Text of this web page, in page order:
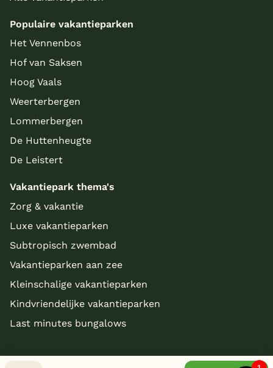
Populaire vakantieparken
Het Vennenbos
Hof van Saksen
Hoog Vaals
Weerterbergen
Lommerbergen
De Huttenheugte
De Leistert
Vakantiepark thema's
Zorg & vakantie
Luxe vakantieparken
Subtropisch zwembad
Vakantieparken aan zee
Kleinschalige vakantieparken
Kindvriendelijke vakantieparken
Last minutes bungalows